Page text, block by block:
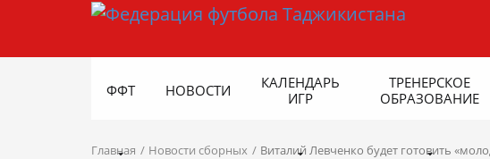
ФФТ НОВОСТИ
КАЛЕНДАРЬ
ИГР
ТРЕНЕРСКОЕ
ОБРАЗОВАНИЕ
Главная Новости сборных Виталий Левченко будет готовить